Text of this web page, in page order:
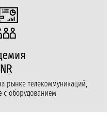
рынке телекоммуникаций,
с оборудованием